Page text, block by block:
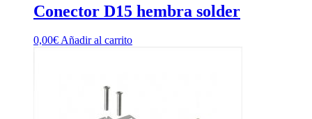
Conector D15 hembra solder
0,00€Añadir al carrito